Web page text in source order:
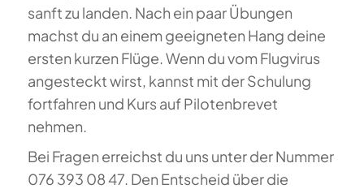
sanft zu landen. Nach ein paar Übungen
machst du an einem geeigneten Hang deine
ersten kurzen Flüge. Wenn du vom Flugvirus
angesteckt wirst, kannst mit der Schulung
fortfahren und Kurs auf Pilotenbrevet
nehmen.
Bei Fragen erreichst du uns unter der Nummer
076 393 08 47. Den Entscheid über die